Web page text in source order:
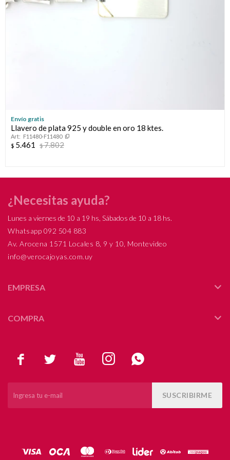
Envío gratis
Llavero de plata 925 y double en oro 18 ktes.
F11480-F11480
$ 5.461 $7.802
    
SUSCRIBIRME
¿Necesitas ayuda?
Lunes a viernes de 10 a 19 hs, Sábados de 10 a 18 hs.
Whatsapp 092 504 883
Av. Arocena 1571 Locales 8, 9 y 10, Montevideo
info@verocajoyas.com.uy
EMPRESA
COMPRA